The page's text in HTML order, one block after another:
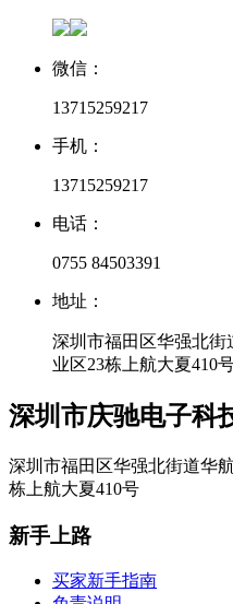
微信：
13715259217
手机：
13715259217
电话：
0755 84503391
地址：
深圳市福田区华强北街
业区23栋上航大夏410
深圳市庆驰电子科
深圳市福田区华强北街道华
栋上航大夏410号
新手上路
买家新手指南